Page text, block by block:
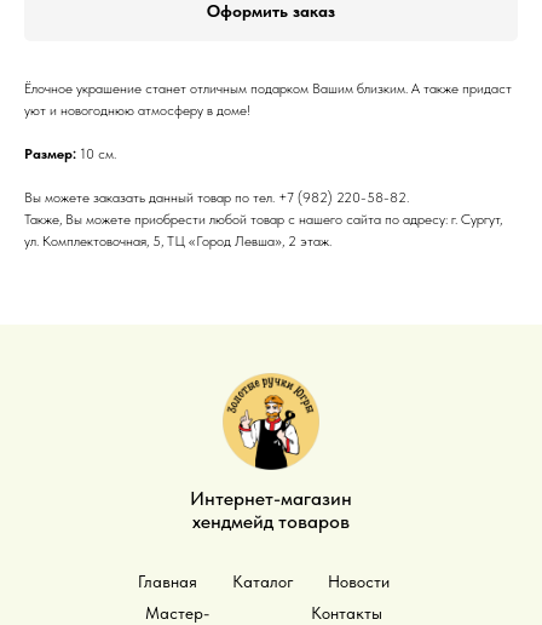
Оформить заказ
Ёлочное украшение станет отличным подарком Вашим близким. А также придаст
уют и новогоднюю атмосферу в доме!
Размер: 10 см.
Вы можете заказать данный товар по тел. +7 (982) 220-58-82.
Также, Вы можете приобрести любой товар с нашего сайта по адресу: г. Сургут,
ул. Комплектовочная, 5, ТЦ «Город Левша», 2 этаж.
Интернет-магазин
хендмейд товаров
Главная Каталог
Новости
Мастер-
Контакты